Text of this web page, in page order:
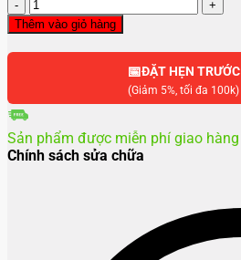
màn
hình
Tecno
số
Thêm vào giỏ hàng
📅ĐẶT HẸN TRƯỚC
(Giảm 5%, tối đa 100k)
Sản phẩm được miễn phí giao hàng
Chính sách sửa chữa